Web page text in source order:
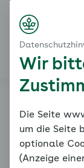
Alles über den
Modul 2:
Einführung
Das
Wir
Die Seite
um die Seite
optionale
(Anzeige